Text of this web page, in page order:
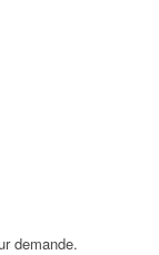
demande.